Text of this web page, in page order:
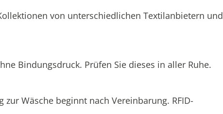
von unterschiedlichen Textilanbietern und
Bindungsdruck. Prüfen Sie dieses in aller Ruhe.
Wäsche beginnt nach Vereinbarung. RFID-